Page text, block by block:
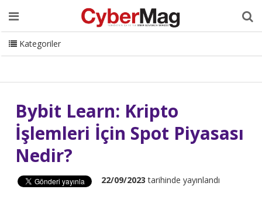
Ana Sayfa Hakkımızda Dergi Editörden
Danışmanlık
ISC Turkey Sizden Gelenler
İletişim
CyberMag Logo
Kategoriler
Bybit Learn: Kripto
İşlemleri İçin Spot Piyasası
Nedir?
22/09/2023 tarihinde yayınlandı